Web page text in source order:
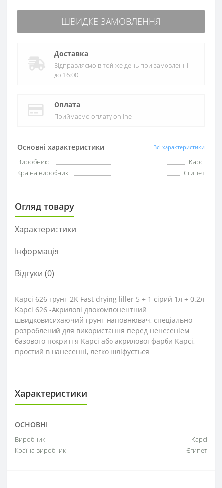
Основні характеристики Всі характеристики
Виробник:
Kapci
Країна виробник:
Єгипет
ШВИДКЕ ЗАМОВЛЕННЯ
Доставка
Відправляємо в той же день при замовленні
до 16:00
Оплата
Приймаємо оплату online
Огляд товару
Характеристики
Інформація
Відгуки (0)
Kapci 626 грунт 2K Fast drying liller 5 + 1 сірий 1л + 0.2л
Kapci 626 -Акрилові двокомпонентний
швидковисихаючий грунт наповнювач, спеціально
розроблений для використання перед ненесеніем
базового покриття Kapci або акрилової фарби Kapci,
простий в нанесенні, легко шліфується
Характеристики
ОСНОВНІ
Виробник
Kapci
Країна виробник
Єгипет